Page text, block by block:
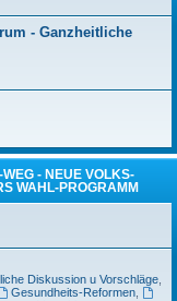
- Ganzheitliche
- NEUE VOLKS-
WAHL-PROGRAMM
Diskussion u Vorschläge,
Gesundheits-Reformen,